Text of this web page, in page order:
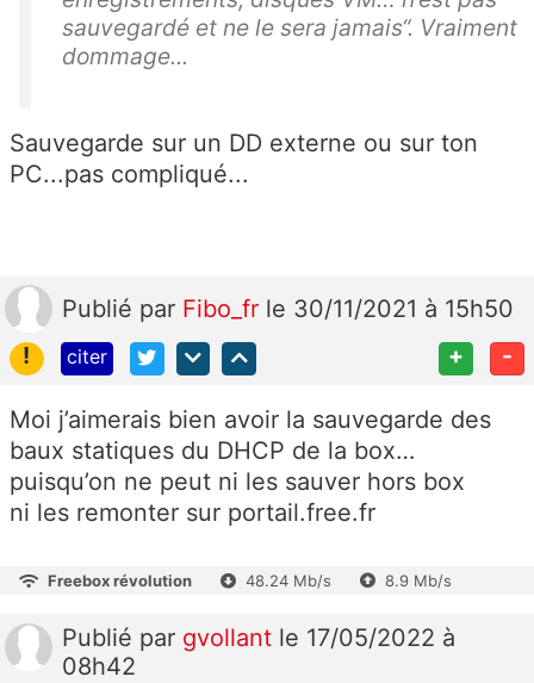
sauvegardé et ne le sera jamais“. Vraiment
dommage...
Sauvegarde sur un DD externe ou sur ton
PC...pas compliqué...
Publié par Fibo_fr le 30/11/2021 à 15h50
!
citer + -
Moi j’aimerais bien avoir la sauvegarde des
baux statiques du DHCP de la box…
puisqu’on ne peut ni les sauver hors box
ni les remonter sur portail.free.fr
Freebox révolution 48.24 Mb/s 8.9 Mb/s
Publié par gvollant le 17/05/2022 à
08h42